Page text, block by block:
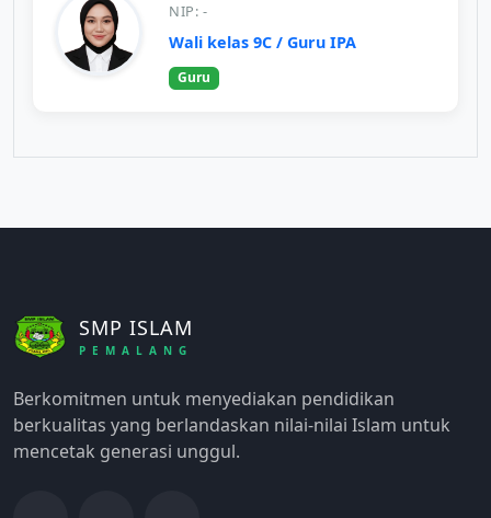
NIP: -
Wali kelas 9C / Guru IPA
Guru
SMP ISLAM
PEMALANG
Berkomitmen untuk menyediakan pendidikan
berkualitas yang berlandaskan nilai-nilai Islam untuk
mencetak generasi unggul.